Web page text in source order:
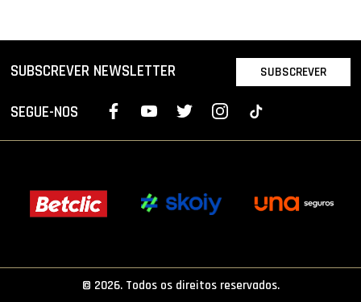
SUBSCREVER NEWSLETTER SUBSCREVER
SEGUE-NOS
© 2026. Todos os direitos reservados.